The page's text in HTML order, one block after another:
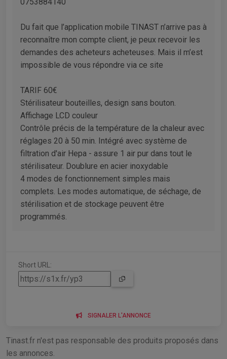
Du fait que l’application mobile TINAST n’arrive pas à
reconnaître mon compte client, je peux recevoir les
demandes des acheteurs acheteuses. Mais il m’est
impossible de vous répondre via ce site
TARIF 60€
Stérilisateur bouteilles, design sans bouton.
Affichage LCD couleur
Contrôle précis de la température de la chaleur avec
réglages 20 à 50 min. Intégré avec système de
filtration d'air Hepa - assure 1 air pur dans tout le
stérilisateur. Doublure en acier inoxydable
4 modes de fonctionnement simples mais
complets. Les modes automatique, de séchage, de
stérilisation et de stockage peuvent être
programmés.
Short URL:
SIGNALER L'ANNONCE
Tinast.fr n'est pas responsable des produits proposés dans
les annonces.